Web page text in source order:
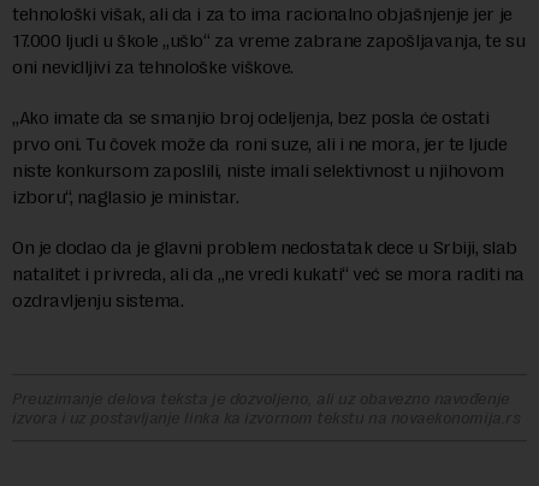
tehnološki višak, ali da i za to ima racionalno objašnjenje jer je
17.000 ljudi u škole „ušlo“ za vreme zabrane zapošljavanja, te su
oni nevidljivi za tehnološke viškove.
„Ako imate da se smanjio broj odeljenja, bez posla će ostati
prvo oni. Tu čovek može da roni suze, ali i ne mora, jer te ljude
niste konkursom zaposlili, niste imali selektivnost u njihovom
izboru“, naglasio je ministar.
On je dodao da je glavni problem nedostatak dece u Srbiji, slab
natalitet i privreda, ali da „ne vredi kukati“ već se mora raditi na
ozdravljenju sistema.
Preuzimanje delova teksta je dozvoljeno, ali uz obavezno navođenje
izvora i uz postavljanje linka ka izvornom tekstu na novaekonomija.rs